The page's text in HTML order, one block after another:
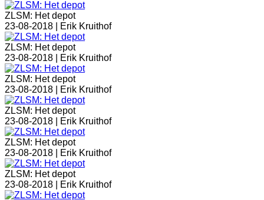
ZLSM: Het depot
23-08-2018 |
Erik Kruithof
ZLSM: Het depot
23-08-2018 |
Erik Kruithof
ZLSM: Het depot
23-08-2018 |
Erik Kruithof
ZLSM: Het depot
23-08-2018 |
Erik Kruithof
ZLSM: Het depot
23-08-2018 |
Erik Kruithof
ZLSM: Het depot
23-08-2018 |
Erik Kruithof